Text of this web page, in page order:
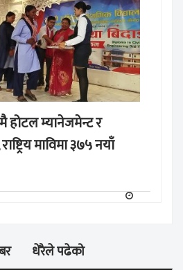
होटल म्यानेजमेन्ट र
माविमा ३७५ नयाँ
धेरैले पढेको